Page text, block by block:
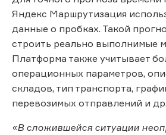
Яндекс Маршрутизация
данные о пробках. Такой
строить реально выполнимые
Платформа также учитывает
операционных параметров,
складов, тип транспорта,
перевозимых отправлений и др.
«В сложившейся ситуации